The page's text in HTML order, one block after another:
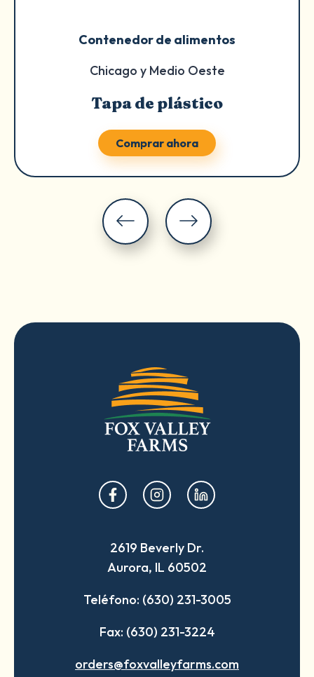
Contenedor de alimentos
Chicago y Medio Oeste
Tapa de plástico
Comprar ahora
opens
in
new
tab
opens
in
new
tab
opens
in
new
tab
2619 Beverly Dr.
Aurora, IL 60502
Teléfono: (630) 231-3005
Fax: (630) 231-3224
orders@foxvalleyfarms.com